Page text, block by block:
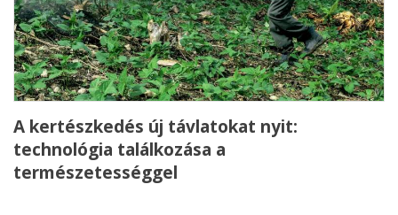
A kertészkedés új távlatokat nyit:
technológia találkozása a
természetességgel